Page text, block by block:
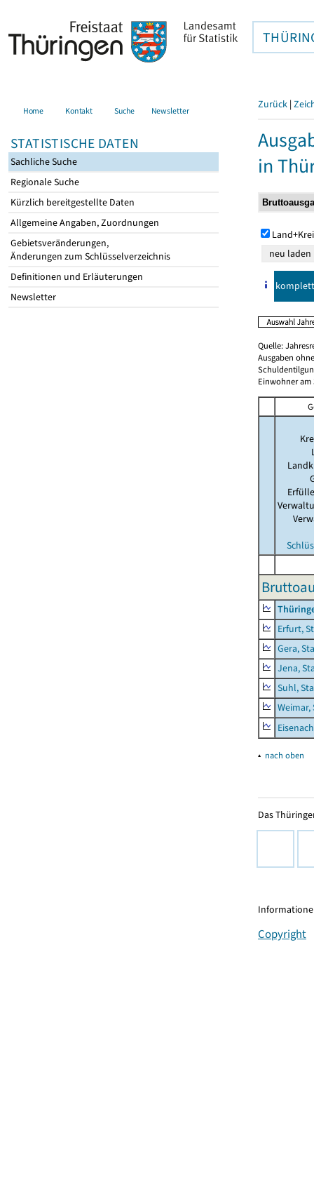
Home Kontakt Suche Newsletter
STATISTISCHE DATEN
Sachliche Suche
Regionale Suche
Kürzlich bereitgestellte Daten
Allgemeine Angaben, Zuordnungen
Gebietsveränderungen,
Änderungen zum Schlüsselverzeichnis
Definitionen und Erläuterungen
Newsletter
Zurück |
in
komplett
Quelle:
Ausgaben
Einwohner am
Erfurt,
Gera,
Jena,
Suhl,
Weimar,
▴ nach oben
Das
Copyright